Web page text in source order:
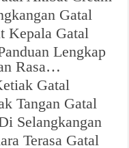
Gatal
Kepala Gatal
Lengkap
Rasa…
Gatal
Tangan Gatal
Selangkangan
Terasa Gatal